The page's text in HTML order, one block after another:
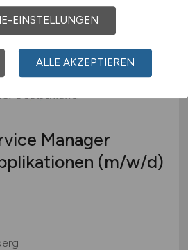
Manager
(m/w/d)
EINSTELLUNGEN
ALLE AKZEPTIEREN